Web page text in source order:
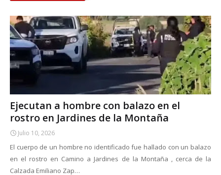
Ejecutan a hombre con balazo en el
rostro en Jardines de la Montaña
Julio 10, 2026
El cuerpo de un hombre no identificado fue hallado con un balazo
en el rostro en Camino a Jardines de la Montaña , cerca de la
Calzada Emiliano Zap…